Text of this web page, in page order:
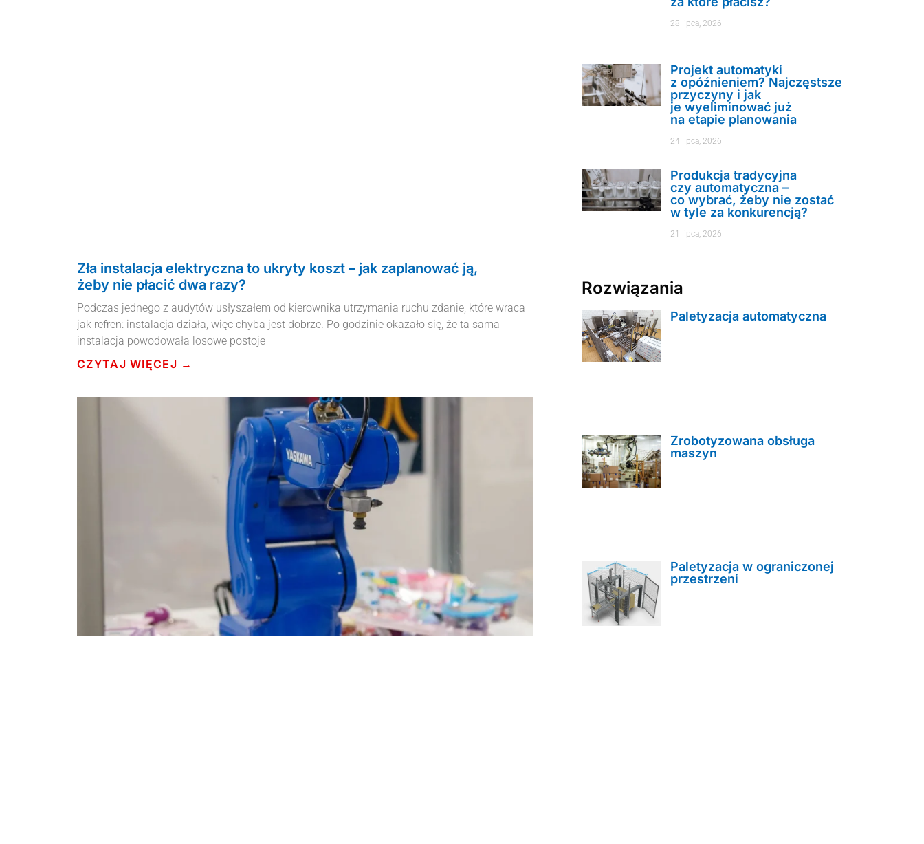
Zła instalacja elektryczna to ukryty koszt – jak zaplanować ją,
żeby nie płacić dwa razy?
Podczas jednego z audytów usłyszałem od kierownika utrzymania ruchu zdanie, które wraca
jak refren: instalacja działa, więc chyba jest dobrze. Po godzinie okazało się, że ta sama
instalacja powodowała losowe postoje
CZYTAJ WIĘCEJ →
28 lipca, 2026
Projekt automatyki
z opóźnieniem? Najczęstsze
przyczyny i jak
je wyeliminować już
na etapie planowania
24 lipca, 2026
Produkcja tradycyjna
czy automatyczna –
co wybrać, żeby nie zostać
w tyle za konkurencją?
21 lipca, 2026
Rozwiązania
Paletyzacja automatyczna
Zrobotyzowana obsługa
maszyn
Paletyzacja w ograniczonej
przestrzeni